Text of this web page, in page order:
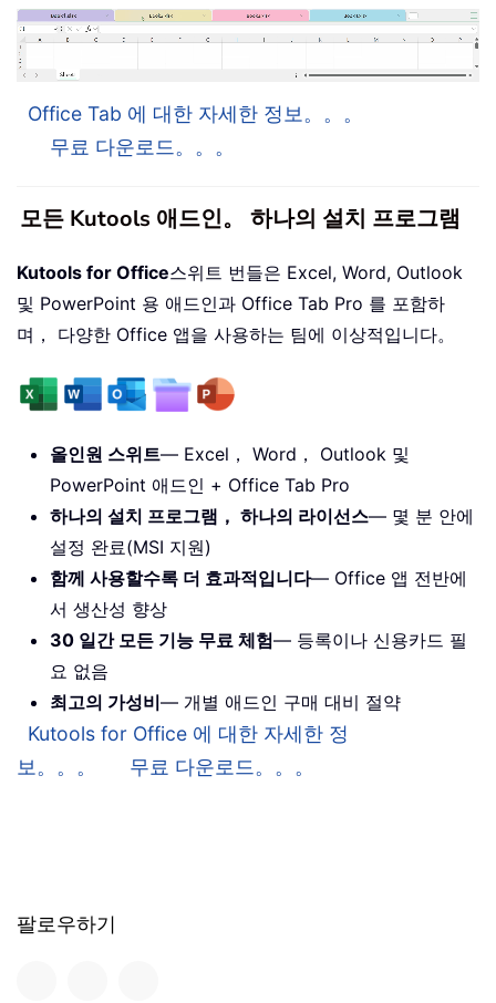
Office Tab 에 대한 자세한 정보。。。
무료 다운로드。。。
모든 Kutools 애드인。 하나의 설치 프로그램
Kutools for Office스위트 번들은 Excel, Word, Outlook
및 PowerPoint 용 애드인과 Office Tab Pro 를 포함하
며， 다양한 Office 앱을 사용하는 팀에 이상적입니다。
올인원 스위트— Excel， Word， Outlook 및
PowerPoint 애드인 + Office Tab Pro
하나의 설치 프로그램， 하나의 라이선스— 몇 분 안에
설정 완료(MSI 지원)
함께 사용할수록 더 효과적입니다— Office 앱 전반에
서 생산성 향상
30 일간 모든 기능 무료 체험— 등록이나 신용카드 필
요 없음
최고의 가성비— 개별 애드인 구매 대비 절약
Kutools for Office 에 대한 자세한 정
보。。。
무료 다운로드。。。
팔로우하기